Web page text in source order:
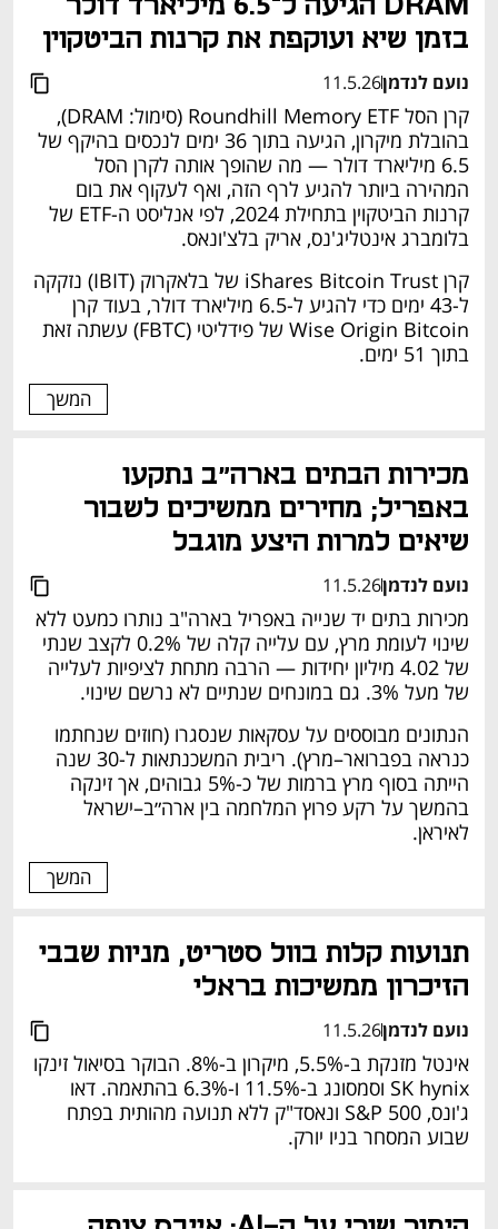
בזמן שיא ועוקפת את קרנות הביטקוין
נועם לנדמן11.5.26
בהובלת מיקרון, הגיעה בתוך 36 ימים לנכסים בהיקף של
6.5 מיליארד דולר — מה שהופך אותה לקרן הסל
קרנות הביטקוין בתחילת 2024, לפי אנליסט ה-ETF של
בלומברג אינטליג'נס, אריק בלצ'ונאס.
ל-43 ימים כדי להגיע ל-6.5 מיליארד דולר, בעוד קרן
Wise Origin Bitcoin של פידליטי (FBTC) עשתה זאת
בתוך 51 ימים.
המשך
מכירות הבתים בארה״ב נתקעו
שיאים למרות היצע מוגבל
נועם לנדמן11.5.26
מכירות בתים יד שנייה באפריל בארה"ב נותרו כמעט ללא
של מעל 3%. גם במונחים שנתיים לא נרשם שינוי.
בהמשך על רקע פרוץ המלחמה בין ארה״ב–ישראל
לאיראן.
המשך
תנועות קלות בוול סטריט, מניות שבבי
הזיכרון ממשיכות בראלי
נועם לנדמן11.5.26
שבוע המסחר בניו יורק.